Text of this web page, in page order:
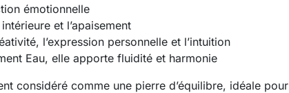
émotionnelle
et l’apaisement
l’expression personnelle et l’intuition
Eau, elle apporte fluidité et harmonie
considéré comme une pierre d’équilibre, idéale pour